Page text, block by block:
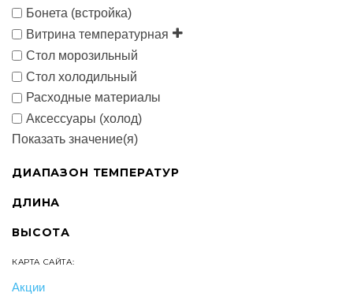
Бонета (встройка)
Витрина температурная
Стол морозильный
Стол холодильный
Расходные материалы
Аксессуары (холод)
Показать значение(я)
ДИАПАЗОН ТЕМПЕРАТУР
ДЛИНА
ВЫСОТА
КАРТА САЙТА:
Акции